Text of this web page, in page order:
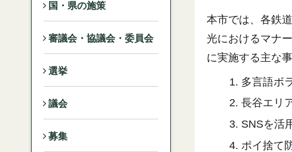
国・県の施策
審議会・協議会・委員会
選挙
議会
募集
本市では、各鉄
光におけるマナ
に実施する主な
多言語ボ
長谷エリ
SNSを活
ポイ捨て